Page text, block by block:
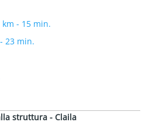
- 15 min.
23 min.
struttura - Claila